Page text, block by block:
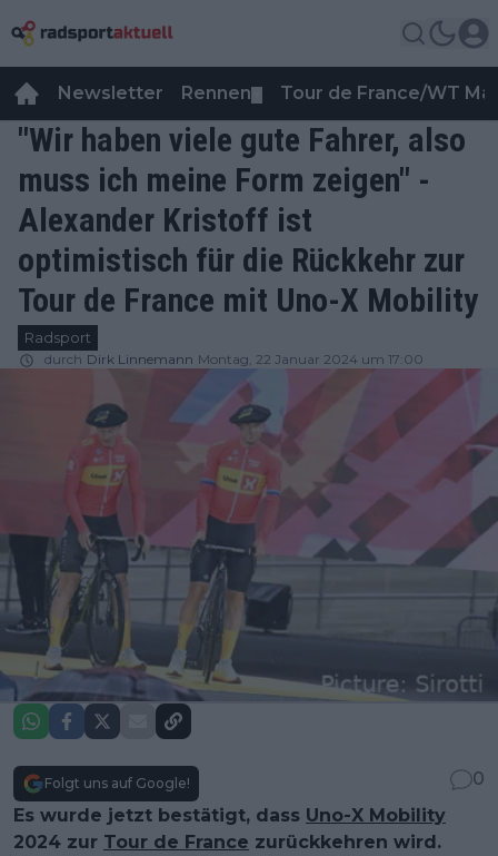
Newsletter Rennen Tour de France/WT
"Wir haben viele gute Fahrer, also
muss ich meine Form zeigen" -
Alexander Kristoff ist
optimistisch für die Rückkehr zur
Tour de France mit Uno-X Mobility
Radsport
durch Dirk Linnemann Montag, 22 Januar 2024 um 17:00
Folgt uns auf Google!
0
Es wurde jetzt bestätigt, dass Uno-X Mobility
2024 zur Tour de France zurückkehren wird.